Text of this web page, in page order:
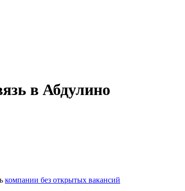
в Абдулино
компании без открытых вакансий